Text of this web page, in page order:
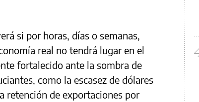
si por horas, días o semanas,
real no tendrá lugar en el
fortalecido ante la sombra de
como la escasez de dólares
retención de exportaciones por